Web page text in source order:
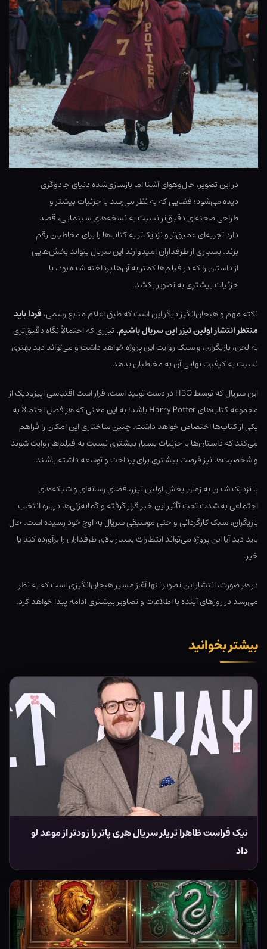
در این تصویر، حال‌وهوای آشنا اما بازسازی‌شده دنیای جادوگری
دیده می‌شود؛ فضایی که به نظر می‌رسد با جزئیات بیشتر و
طراحی صحنه‌ای دقیق‌تر نسبت به نسخه‌های سینمایی، قصد
دارد تجربه‌ای عمیق‌تر و نزدیک‌تر به کتاب‌ها را برای مخاطبان رقم
بزند. بسیاری از طرفداران امیدوارند این سریال بتواند بخش‌هایی
از داستان را که در فیلم‌ها کمتر به آن‌ها پرداخته شده بود، با
جزئیات بیشتری به تصویر بکشد.
نکته مهم و هیجان‌انگیز دیگر این است که طبق اعلام منابع رسمی، فردا باید
منتظر انتشار اولین تیزر این سریال باشیم.تیزری که احتمالاً نگاه دقیق‌تری
به لحن، بازیگران، و سبک روایت این پروژه خواهد داشت و می‌تواند دید بهتری
نسبت به کیفیت نهایی آن به مخاطبان بدهد.
این سریال که توسط HBO در دست تولید است، قرار است اقتباسی اپیزودیک از
مجموعه کتاب‌های Harry Potter باشد؛ به این معنی که هر فصل احتمالاً به
یکی از کتاب‌ها اختصاص خواهد داشت. چنین ساختاری این امکان را فراهم
می‌کند که داستان‌ها با جزئیات بسیار بیشتری نسبت به فیلم‌ها روایت شوند
و شخصیت‌ها نیز فرصت بیشتری برای پرداخت و توسعه داشته باشند.
با نزدیک شدن به زمان پخش اولین تیزر، فضای رسانه‌ای و شبکه‌های
اجتماعی به شدت تحت تأثیر این خبر قرار گرفته و گمانه‌زنی‌ها درباره انتخاب
بازیگران، سبک کارگردانی و حتی موسیقی سریال به اوج خود رسیده است. حال
باید دید آیا این پروژه می‌تواند انتظارات بسیار بالای طرفداران را برآورده کند یا
خیر.
در هر صورت، انتشار این تصویر تنها آغاز مسیر هیجان‌انگیزی است که به نظر
می‌رسد در روزهای آینده با اطلاعات و تصاویر بیشتری ادامه پیدا خواهد کرد.
بیشتر بخوانید
نیک فراست ظاهرا تریلر سریال هری پاتر را زودتر از موعد لو
داد